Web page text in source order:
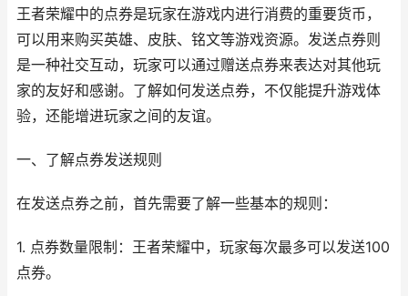
王者荣耀中的点券是玩家在游戏内进行消费的重要货币，
可以用来购买英雄、皮肤、铭文等游戏资源。发送点券则
是一种社交互动，玩家可以通过赠送点券来表达对其他玩
家的友好和感谢。了解如何发送点券，不仅能提升游戏体
验，还能增进玩家之间的友谊。
一、了解点券发送规则
在发送点券之前，首先需要了解一些基本的规则：
1. 点券数量限制：王者荣耀中，玩家每次最多可以发送100
点券。